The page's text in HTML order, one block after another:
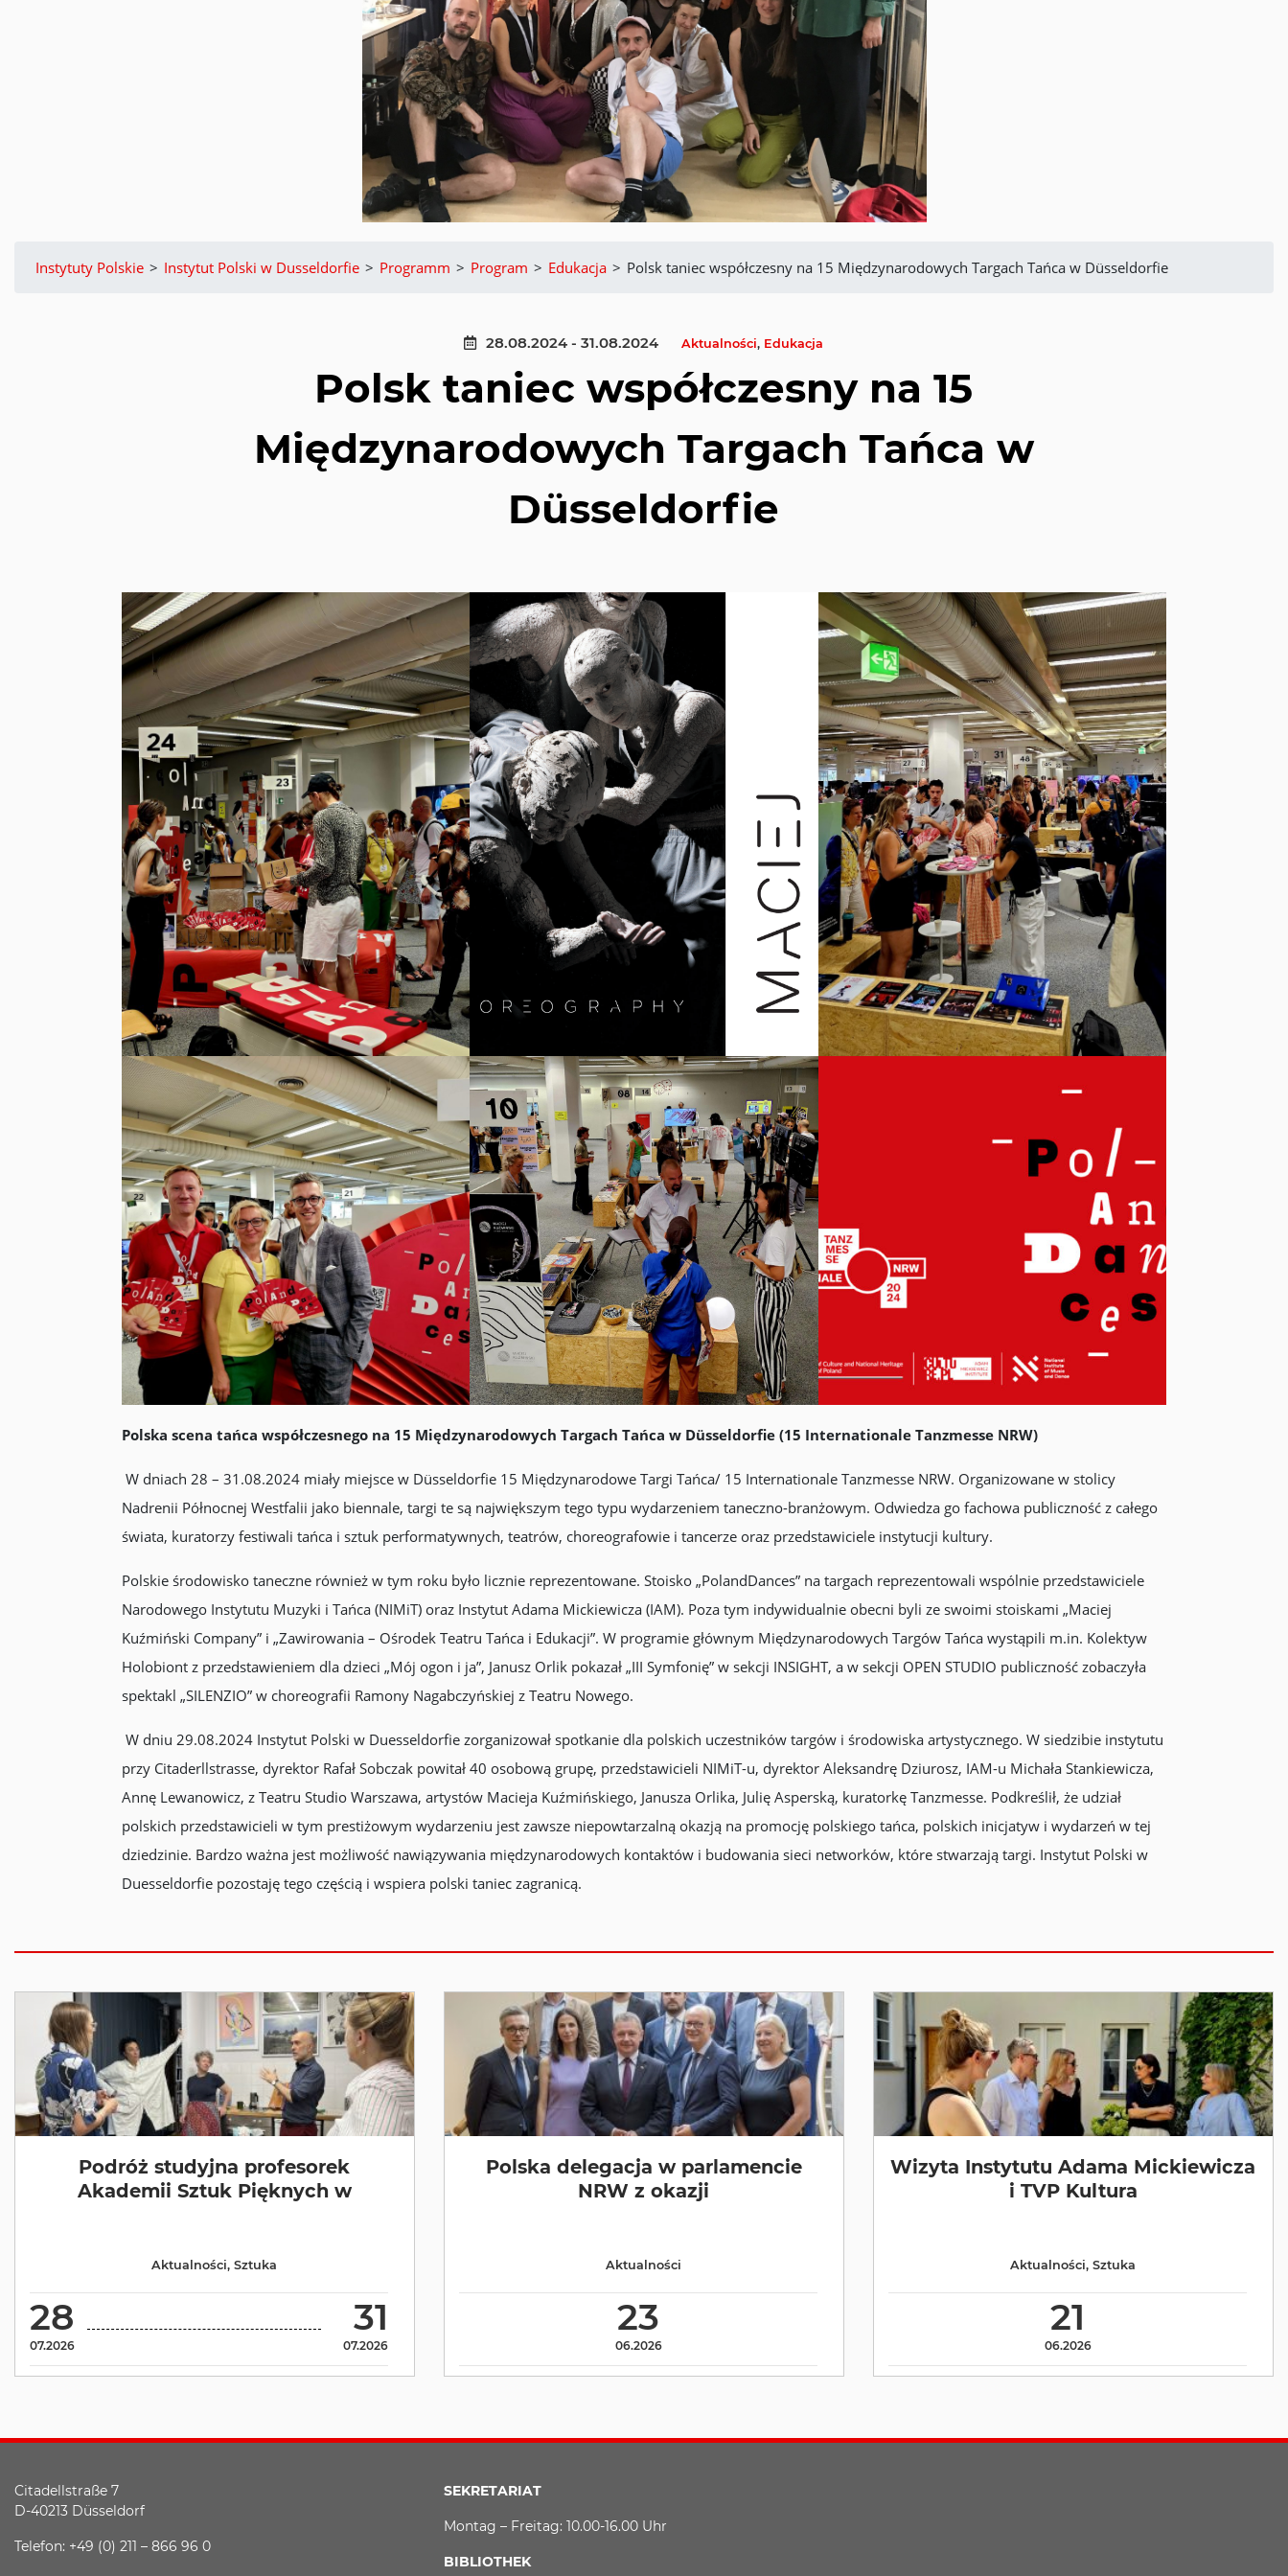
Instytuty Polskie > Instytut Polski w Dusseldorfie > Programm > Program > Edukacja > Polsk taniec współczesny na 15 Międzynarodowych Targach Tańca w Düsseldorfie
28.08.2024 - 31.08.2024 Aktualności, Edukacja
Polsk taniec współczesny na 15
Międzynarodowych Targach Tańca w
Düsseldorfie
Polska scena tańca współczesnego na 15 Międzynarodowych Targach Tańca w Düsseldorfie (15 Internationale Tanzmesse NRW)
W dniach 28 – 31.08.2024 miały miejsce w Düsseldorfie 15 Międzynarodowe Targi Tańca/ 15 Internationale Tanzmesse NRW. Organizowane w stolicy
Nadrenii Północnej Westfalii jako biennale, targi te są największym tego typu wydarzeniem taneczno-branżowym. Odwiedza go fachowa publiczność z całego
świata, kuratorzy festiwali tańca i sztuk performatywnych, teatrów, choreografowie i tancerze oraz przedstawiciele instytucji kultury.
Polskie środowisko taneczne również w tym roku było licznie reprezentowane. Stoisko „PolandDances” na targach reprezentowali wspólnie przedstawiciele
Narodowego Instytutu Muzyki i Tańca (NIMiT) oraz Instytut Adama Mickiewicza (IAM). Poza tym indywidualnie obecni byli ze swoimi stoiskami „Maciej
Kuźmiński Company” i „Zawirowania – Ośrodek Teatru Tańca i Edukacji”. W programie głównym Międzynarodowych Targów Tańca wystąpili m.in. Kolektyw
Holobiont z przedstawieniem dla dzieci „Mój ogon i ja”, Janusz Orlik pokazał „III Symfonię” w sekcji INSIGHT, a w sekcji OPEN STUDIO publiczność zobaczyła
spektakl „SILENZIO” w choreografii Ramony Nagabczyńskiej z Teatru Nowego.
W dniu 29.08.2024 Instytut Polski w Duesseldorfie zorganizował spotkanie dla polskich uczestników targów i środowiska artystycznego. W siedzibie instytutu
przy Citaderllstrasse, dyrektor Rafał Sobczak powitał 40 osobową grupę, przedstawicieli NIMiT-u, dyrektor Aleksandrę Dziurosz, IAM-u Michała Stankiewicza,
Annę Lewanowicz, z Teatru Studio Warszawa, artystów Macieja Kuźmińskiego, Janusza Orlika, Julię Asperską, kuratorkę Tanzmesse. Podkreślił, że udział
polskich przedstawicieli w tym prestiżowym wydarzeniu jest zawsze niepowtarzalną okazją na promocję polskiego tańca, polskich inicjatyw i wydarzeń w tej
dziedzinie. Bardzo ważna jest możliwość nawiązywania międzynarodowych kontaktów i budowania sieci networków, które stwarzają targi. Instytut Polski w
Duesseldorfie pozostaję tego częścią i wspiera polski taniec zagranicą.
Podróż studyjna profesorek
Akademii Sztuk Pięknych w
28
07.2026
31
07.2026
Aktualności,Sztuka
Polska delegacja w parlamencie
NRW z okazji
23
06.2026
Aktualności
Wizyta Instytutu Adama Mickiewicza
i TVP Kultura
21
06.2026
Aktualności,Sztuka
Citadellstraße 7
D-40213 Düsseldorf
Telefon: +49 (0) 211 – 866 96 0
SEKRETARIAT
Montag – Freitag: 10.00-16.00 Uhr
BIBLIOTHEK